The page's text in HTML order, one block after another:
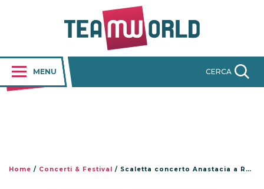
MENU CERCA
Home / Concerti & Festival / Scaletta concerto Anastacia a Roma, Auditorium Parco della Musica 6 luglio 2026